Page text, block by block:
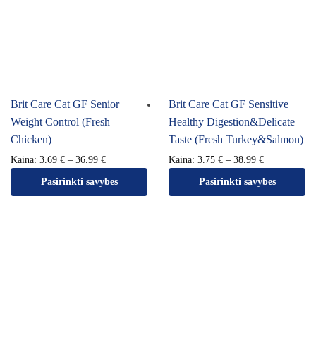
Brit Care Cat GF Senior
Weight Control (Fresh
Chicken)
Kaina: 3.69 € – 36.99 €
Pasirinkti savybes
Brit Care Cat GF Sensitive
Healthy Digestion&Delicate
Taste (Fresh Turkey&Salmon)
Kaina: 3.75 € – 38.99 €
Pasirinkti savybes